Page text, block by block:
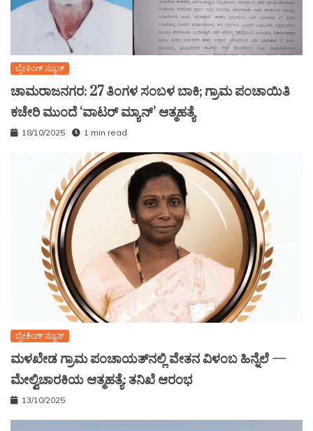
ಬ್ರೇಕಿಂಗ್ ನ್ಯೂಸ್
ಚಾಮರಾಜನಗರ: 27 ತಿಂಗಳ ಸಂಬಳ ಬಾಕಿ; ಗ್ರಾಮ ಪಂಚಾಯಿತಿ
ಕಚೇರಿ ಮುಂದೆ ‘ವಾಟರ್ ಮ್ಯಾನ್’ ಆತ್ಮಹತ್ಯೆ
18/10/2025 1 min read
ಬ್ರೇಕಿಂಗ್ ನ್ಯೂಸ್
ಮಳಖೇಡ ಗ್ರಾಮ ಪಂಚಾಯತ್‌ನಲ್ಲಿ ವೇತನ ವಿಳಂಬ ಹಿನ್ನೆಲೆ —
ಮೇಲ್ವಿಚಾರಕಿಯ ಆತ್ಮಹತ್ಯೆ: ತನಿಖೆ ಆರಂಭ
13/10/2025